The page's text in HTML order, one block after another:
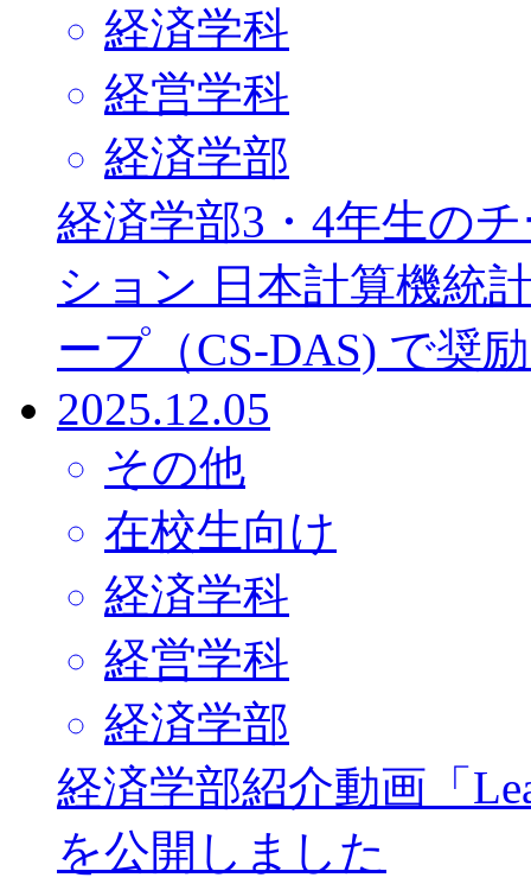
経済学科
経営学科
経済学部
経済学部3・4年生の
ション 日本計算機統
ープ（CS-DAS) で奨
2025.12.05
その他
在校生向け
経済学科
経営学科
経済学部
経済学部紹介動画「
を公開しました